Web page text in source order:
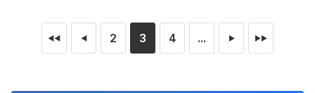
◄◄ ◄ 2 3 4 ... ► ►►